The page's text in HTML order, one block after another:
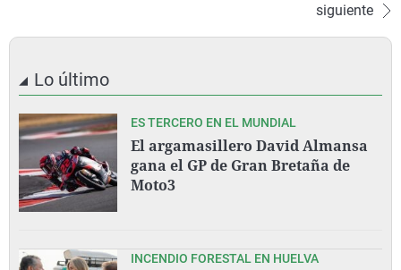
siguiente
Lo último
ES TERCERO EN EL MUNDIAL
El argamasillero David Almansa
gana el GP de Gran Bretaña de
Moto3
INCENDIO FORESTAL EN HUELVA